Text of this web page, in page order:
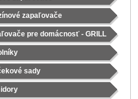
zapaľovače
pre domácnosť - GRILL
sady
sady